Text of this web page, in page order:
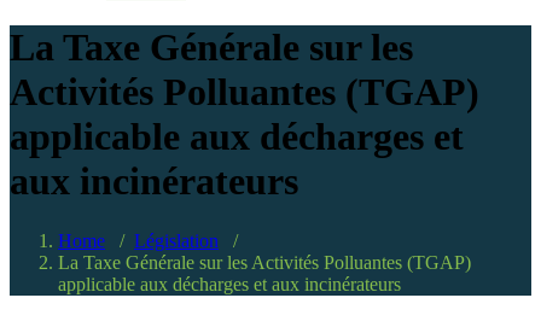
La Taxe Générale sur les
Activités Polluantes (TGAP)
applicable aux décharges et
aux incinérateurs
Home / Législation /
La Taxe Générale sur les Activités Polluantes (TGAP)
applicable aux décharges et aux incinérateurs